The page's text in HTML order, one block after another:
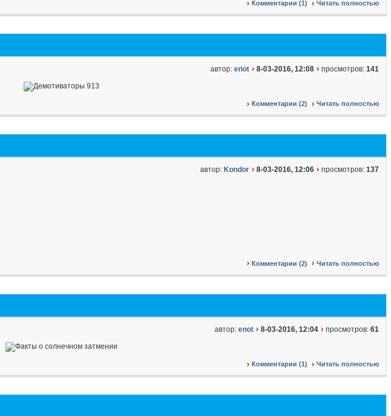
Комментарии (1) Читать полностью
автор: enot 8-03-2016, 12:08 просмотров: 141
Комментарии (2) Читать полностью
автор: Kondor 8-03-2016, 12:06 просмотров: 137
Комментарии (2) Читать полностью
автор: enot 8-03-2016, 12:04 просмотров: 61
Комментарии (1) Читать полностью